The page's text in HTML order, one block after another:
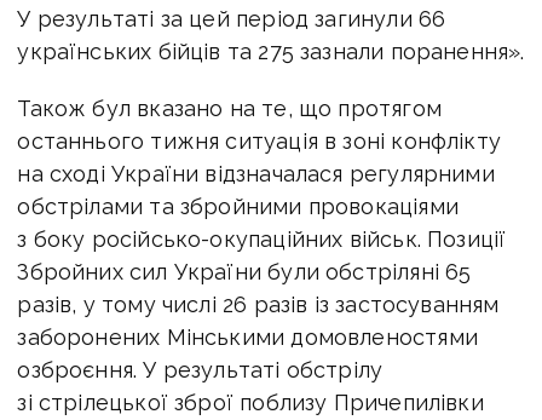
У результаті за цей період загинули 66
українських бійців та 275 зазнали поранення».
Також бул вказано на те, що протягом
останнього тижня ситуація в зоні конфлікту
на сході України відзначалася регулярними
обстрілами та збройними провокаціями
з боку російсько-окупаційних військ. Позиції
Збройних сил України були обстріляні 65
разів, у тому числі 26 разів із застосуванням
заборонених Мінськими домовленостями
озброєння. У результаті обстрілу
зі стрілецької зброї поблизу Причепилівки